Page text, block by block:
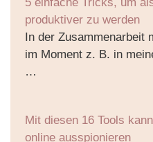
produktiver zu werden
In der Zusammenarbeit
im Moment z. B. in
…
Mit diesen 16 Tools
online ausspionieren